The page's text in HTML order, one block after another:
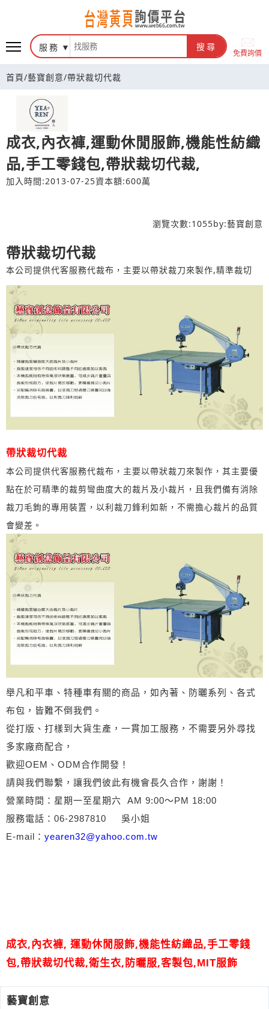
台灣黃頁詢價平台
服務 搜尋
免費詢價
首頁/藝寶創意/帶狀裁切代裁
成衣,內衣褲,運動休閒服飾,機能性紡織
品,手工零錢包,帶狀裁切代裁,
加入時間:2013-07-25資本額:600萬
瀏覽次數:1055by:藝寶創意
帶狀裁切代裁
本公司提供代客服務代裁布，主要以帶狀裁刀來製作,精準裁切
帶狀裁切代裁
本公司提供代客服務代裁布，主要以帶狀裁刀來製作，其主要優
點在於可精準的裁剪彎曲度大的裁片及小裁片，且我們備有消除
裁刀毛鉤的專用裝置，以利裁刀鋒利如新，不需擔心裁片的品質
會變差。
舉凡和平車、特種車有關的商品，如內著、防曬系列、各式
布包，皆難不倒我們。
從打版、打樣到大貨生產，一貫加工服務，不需要另外尋找
多家廠商配合，
歡迎OEM、ODM合作開發！
請與我們聯繫，讓我們彼此有機會長久合作，謝謝！
營業時間：星期一至星期六 AM 9:00～PM 18:00
服務電話：06-2987810
吳小姐
E-mail： yearen32@yahoo.com.tw
成衣, 內衣褲, 運動休閒服飾,機能性紡織品,手工零錢
包,帶狀裁切代裁,衛生衣, 防曬服,客製包, MIT服飾
藝寶創意